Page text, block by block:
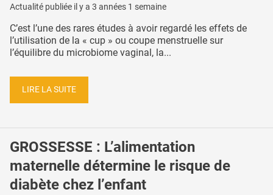
Actualité publiée il y a 3 années 1 semaine
C’est l’une des rares études à avoir regardé les effets de
l’utilisation de la « cup » ou coupe menstruelle sur
l’équilibre du microbiome vaginal, la...
LIRE LA SUITE
GROSSESSE : L’alimentation
maternelle détermine le risque de
diabète chez l’enfant